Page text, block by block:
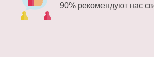
90% рекомендуют нас